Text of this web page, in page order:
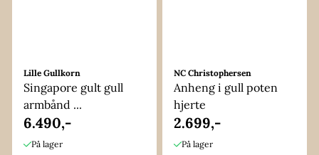
Lille Gullkorn
Singapore gult gull
armbånd ...
6.490,-
På lager
NC Christophersen
Anheng i gull poten
hjerte
2.699,-
På lager